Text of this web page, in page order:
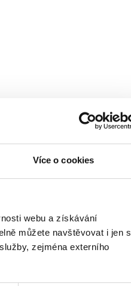
Více o cookies
webu a získávání
můžete navštěvovat i jen s
zejména externího